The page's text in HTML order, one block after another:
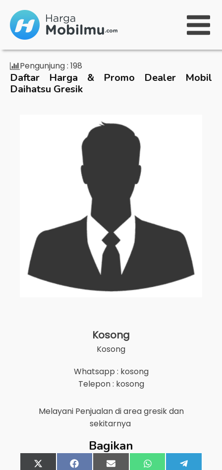
Pengunjung : 198
Daftar Harga & Promo Dealer Mobil
Daihatsu Gresik
Kosong
Kosong
Whatsapp : kosong
Telepon : kosong
Melayani Penjualan di areagresikdan
sekitarnya
Bagikan
Share
X Share
FacebookShare
Email Share
WhatsApp